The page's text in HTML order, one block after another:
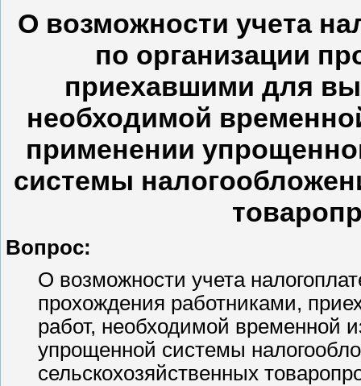
О возможности учета
по организации
приехавшими для
необходимой
применении
системы
Вопрос:
О возможности учета
прохождения работниками,
работ, необходимой временной
упрощенной системы
сельскохозяйственных